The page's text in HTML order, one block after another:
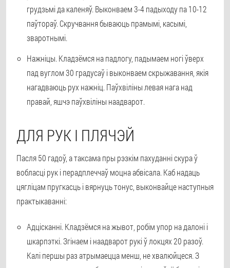
грудзьмі да каленяў. Выконваем 3-4 падыходу па 10-12
паўтораў. Скручвання бываюць прамымі, касымі,
зваротнымі.
Нажніцы. Кладзёмся на падлогу, падымаем ногі ўверх
пад вуглом 30 градусаў і выконваем скрыжавання, якія
нагадваюць рух нажніц. Паўхвіліны левая нага над
правай, яшчэ паўхвіліны наадварот.
ДЛЯ РУК І ПЛЯЧЭЙ
Пасля 50 гадоў, а таксама пры рэзкім пахуданні скура ў
вобласці рук і перадплеччаў моцна абвісала. Каб надаць
цягліцам пругкасць і вярнуць тонус, выконвайце наступныя
практыкаванні:
Адцісканні. Кладзёмся на жывот, робім упор на далоні і
шкарпэткі. Згінаем і наадварот рукі ў локцях 20 разоў.
Калі першы раз атрымаецца менш, не хвалюйцеся. З